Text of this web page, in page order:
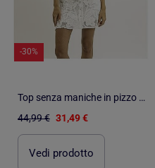
-30%
Top senza maniche in pizzo FOTAH
44,99 € 31,49 €
Vedi prodotto